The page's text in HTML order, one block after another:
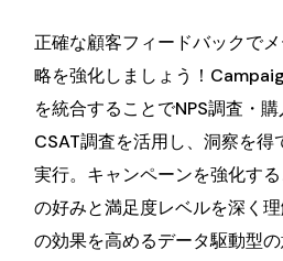
正確な顧客フィードバックで
略を強化しましょう！
を統合することでNPS調査・
CSAT調査を活用し、洞察を得
実行。キャンペーンを強化す
の好みと満足度レベルを深く
の効果を高めるデータ駆動型